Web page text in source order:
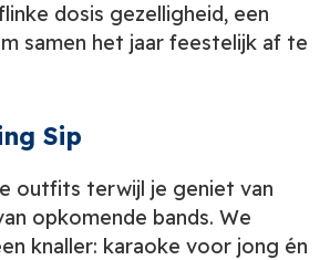
dosis gezelligheid, een
samen het jaar feestelijk af te
Sip
outfits terwijl je geniet van
opkomende bands. We
knaller: karaoke voor jong én